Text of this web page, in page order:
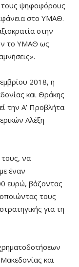
τους ψηφοφόρους
στο ΥΜΑΘ.
στην
το ΥΜΑΘ ως
2018, η
και Θράκης
την Α’ Προβλήτα
Αλέξη
τους, να
έναν
ευρώ, βάζοντας
τους
για τη
και